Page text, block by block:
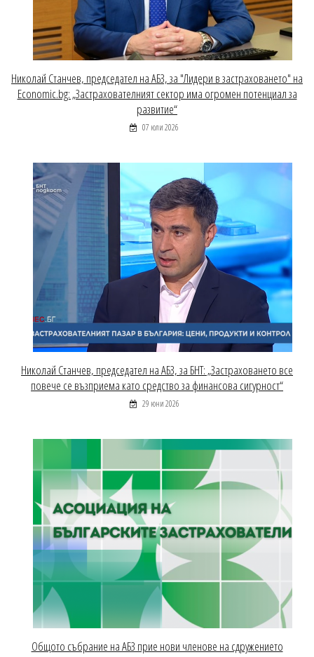
Николай Станчев, председател на АБЗ, за "Лидери в застраховането" на
Economic.bg: „Застрахователният сектор има огромен потенциал за
развитие“
07 юли 2026
Николай Станчев, председател на АБЗ, за БНТ: „Застраховането все
повече се възприема като средство за финансова сигурност“
29 юни 2026
Общото събрание на АБЗ прие нови членове на сдружението